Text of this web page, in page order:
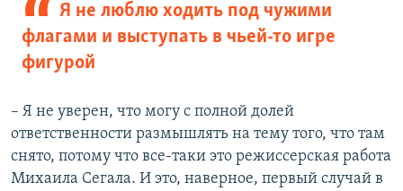
Я не люблю ходить под чужими
флагами и выступать в чьей-то игре
фигурой
– Я не уверен, что могу с полной долей
ответственности размышлять на тему того, что там
снято, потому что все-таки это режиссерская работа
Михаила Сегала. И это, наверное, первый случай в